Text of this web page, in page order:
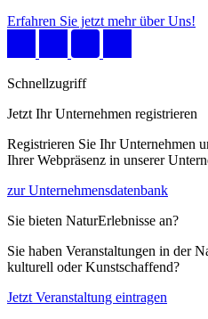
Erfahren Sie jetzt mehr über Uns!
Schnellzugriff
Jetzt Ihr Unternehmen registrieren
Registrieren Sie Ihr Unternehmen
Ihrer Webpräsenz in unserer
zur Unternehmensdatenbank
Sie bieten NaturErlebnisse an?
Sie haben Veranstaltungen in der
kulturell oder Kunstschaffend?
Jetzt Veranstaltung eintragen